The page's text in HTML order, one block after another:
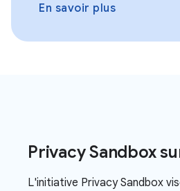
En savoir plus
Privacy Sandbox
L'initiative Privacy Sandbox